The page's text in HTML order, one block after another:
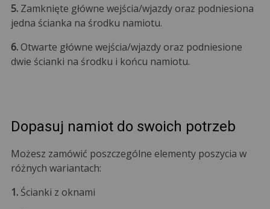
5. Zamknięte główne wejścia/wjazdy oraz podniesiona
jedna ścianka na środku namiotu.
6.Otwarte główne wejścia/wjazdy oraz podniesione
dwie ścianki na środku i końcu namiotu.
Dopasuj namiot do swoich potrzeb
Możesz zamówić poszczególne elementy poszycia w
różnych wariantach:
1.Ścianki z oknami